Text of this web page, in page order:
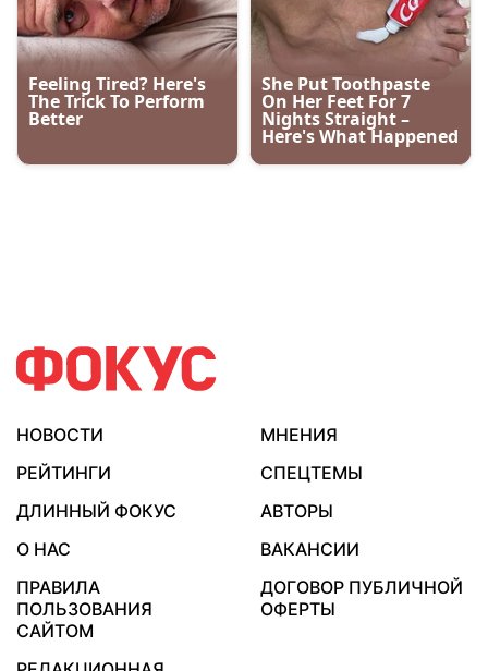
НОВОСТИ
МНЕНИЯ
РЕЙТИНГИ
СПЕЦТЕМЫ
ДЛИННЫЙ ФОКУС
АВТОРЫ
О НАС
ВАКАНСИИ
ПРАВИЛА
ПОЛЬЗОВАНИЯ
САЙТОМ
ДОГОВОР ПУБЛИЧНОЙ
ОФЕРТЫ